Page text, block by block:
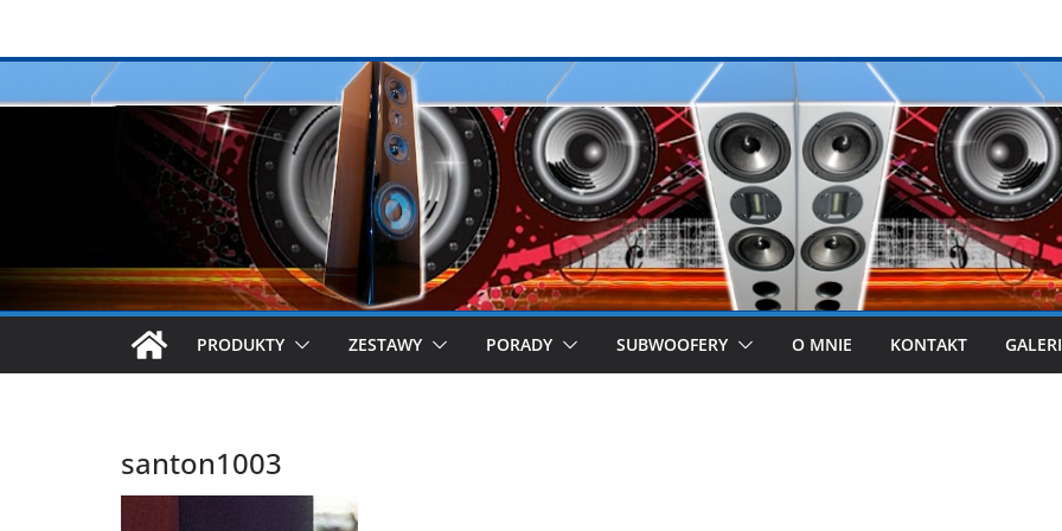
PRODUKTY ZESTAWY PORADY SUBWOOFERY O MNIE KONTAKT
santon1003